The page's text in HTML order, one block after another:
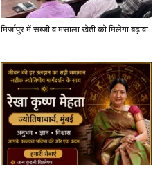
मिर्जापुर में सब्जी व मसाला खेती को मिलेगा बढ़ावा